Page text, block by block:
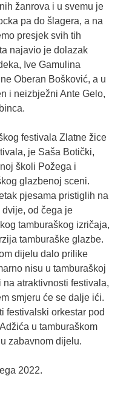
žanrova i u svemu je
pa do šlagera, a na
presjek svih tih
najavio je dolazak
Ive Gamulina
Oberan Bošković, a u
i neizbježni Ante Gelo,
festivala Zlatne žice
je Saša Botički,
školi Požega i
glazbenoj sceni.
pjesama pristiglih na
od čega je
tamburaškog izričaja,
tamburaške glazbe.
dijelu dalo prilike
nisu u tamburaškoj
atraktivnosti festivala,
smjeru će se dalje ići.
festivalski orkestar pod
u tamburaškom
zabavnom dijelu.
2022.